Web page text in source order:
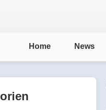
Home News